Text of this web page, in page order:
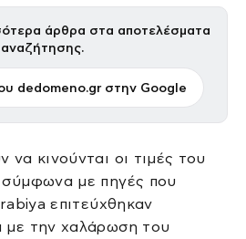
άρθρα στα αποτελέσματα
αναζήτησης.
dedomeno.gr στην Google
να κινούνται οι τιμές του
σύμφωνα με πηγές που
επιτεύχθηκαν
με την χαλάρωση του